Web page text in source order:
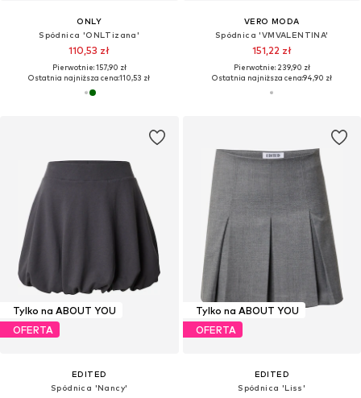
ONLY
Spódnica 'ONLTizana'
110,53 zł
Pierwotnie: 157,90 zł
Ostatnia najniższa cena:110,53 zł
VERO MODA
Spódnica 'VMVALENTINA'
151,22 zł
Pierwotnie: 239,90 zł
Ostatnia najniższa cena:94,90 zł
Tylko na ABOUT YOU
OFERTA
EDITED
Spódnica 'Nancy'
Tylko na ABOUT YOU
OFERTA
EDITED
Spódnica 'Liss'